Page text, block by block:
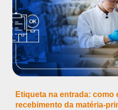
Etiqueta na entrada: como
recebimento da matéria-